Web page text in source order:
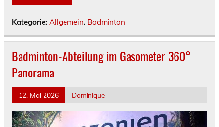
Kategorie: Allgemein, Badminton
Badminton-Abteilung im Gasometer 360°
Panorama
12. Mai 2026 Dominique